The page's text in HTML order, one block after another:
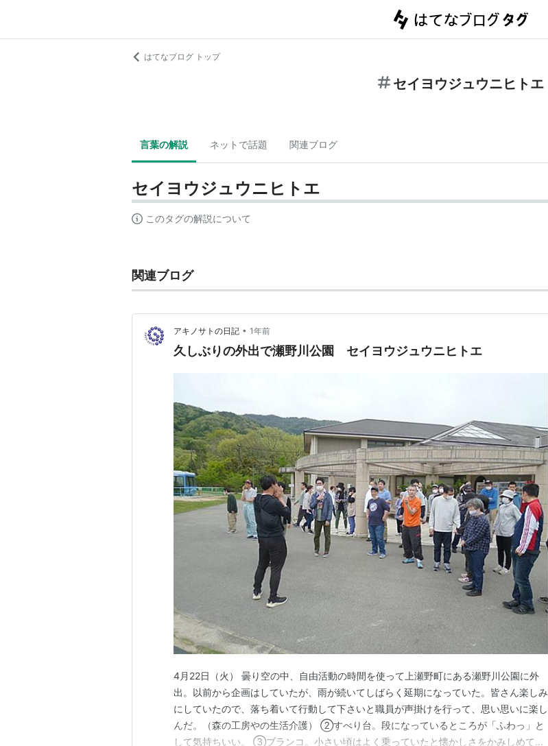
はてなブログ トップ
セイヨウジュウニヒトエ
言葉の解説 ネットで話題 関連ブログ
セイヨウジュウニヒトエ
このタグの解説について
関連ブログ
アキノサトの日記 • 1年前
久しぶりの外出で瀬野川公園 セイヨウジュウニヒトエ
4月22日（火） 曇り空の中、自由活動の時間を使って上瀬野町にある瀬野川公園に外
出。以前から企画はしていたが、雨が続いてしばらく延期になっていた。皆さん楽しみ
にしていたので、落ち着いて行動して下さいと職員が声掛けを行って、思い思いに楽し
んだ。（森の工房やの生活介護） ②すべり台。段になっているところが「ふわっ」と
して気持ちいい。 ③ブランコ。小さい頃はよく乗っていたと懐かしさをかみしめて、